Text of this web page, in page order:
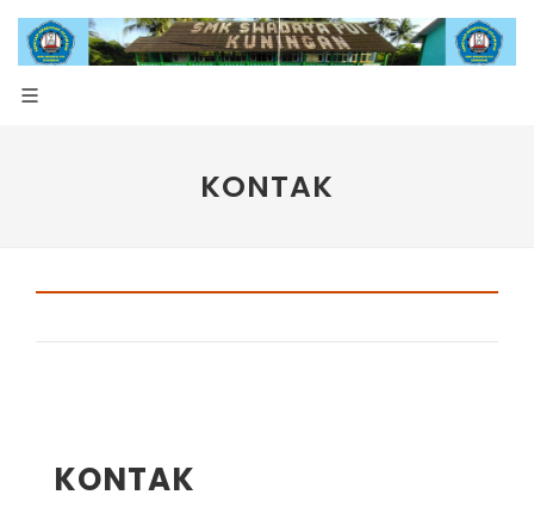
KONTAK
KONTAK